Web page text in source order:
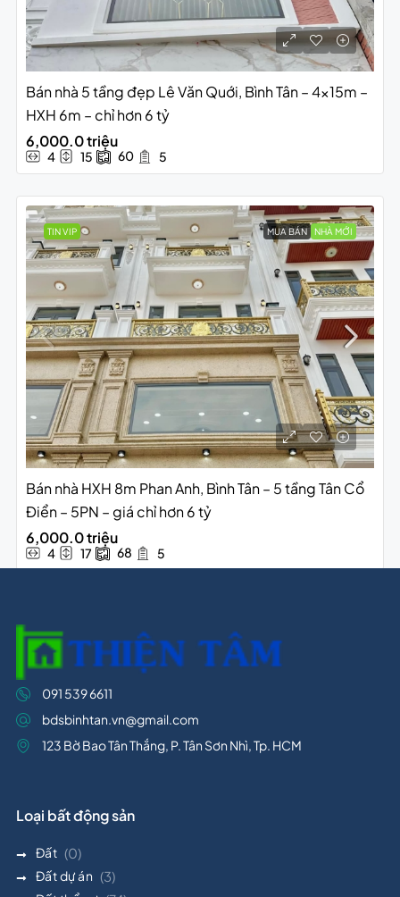
Bán nhà 5 tầng đẹp Lê Văn Quới, Bình Tân – 4x15m –
HXH 6m – chỉ hơn 6 tỷ
6,000.0 triệu
4 15 60 5
TIN VIP MUA BÁN NHÀ MỚI
Bán nhà HXH 8m Phan Anh, Bình Tân – 5 tầng Tân Cổ
Điển – 5PN – giá chỉ hơn 6 tỷ
6,000.0 triệu
4 17 68 5
091 539 6611
bdsbinhtan.vn@gmail.com
123 Bờ Bao Tân Thắng, P. Tân Sơn Nhì, Tp. HCM
Loại bất động sản
Đất (0)
Đất dự án (3)